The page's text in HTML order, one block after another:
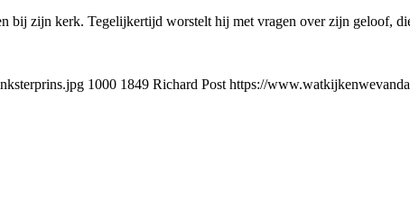
bij zijn kerk. Tegelijkertijd worstelt hij met vragen over zijn geloof,
1000 1849 Richard Post https://